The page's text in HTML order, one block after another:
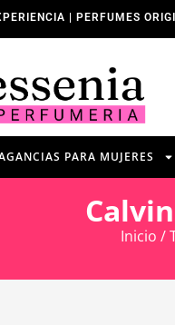
| PERFUMES
PARA MUJERES
Inicio /